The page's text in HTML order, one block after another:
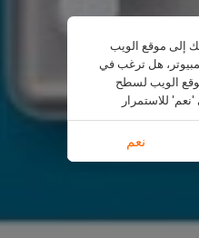
إلى موقع الويب
هل ترغب في
الويب لسطح
للاستمرار
نعم